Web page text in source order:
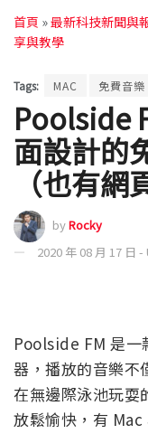
首頁 »最新科技新聞與
享與教學
Tags: MAC 免費音樂
Poolside
面設計的
（也有網
byRocky
2020 年 08 月 17 日
Poolside FM 是一
器，播放的音樂不
在無邊際泳池玩耍
放鬆愉快，有 Mac